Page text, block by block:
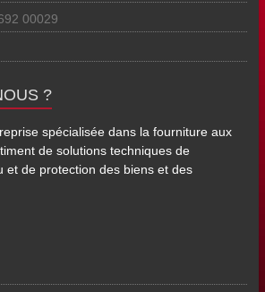
00029
?
spécialisée dans la fourniture aux
de solutions techniques de
et de protection des biens et des